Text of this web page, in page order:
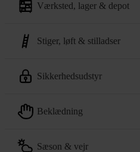
værksted, lager & depot
stiger, løft & stilladser
sikkerhedsudstyr
beklædning
sæson & vejr